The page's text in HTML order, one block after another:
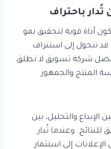
تُدار باحتراف
أداة قوية لتحقيق نمو
تتحول إلى استنزاف
أفضل شركة تسويق لا تطلق
المنتج والجمهور
الإبداع والتحليل، بين
للنتائج. وعندما تُدار
إلى استثمار